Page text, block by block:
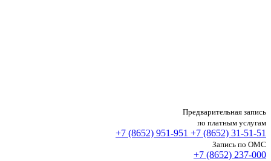
Предварительная запись
по платным услугам
+7 (8652) 951-951 +7 (8652) 31-51-51
Запись по ОМС
+7 (8652) 237-000